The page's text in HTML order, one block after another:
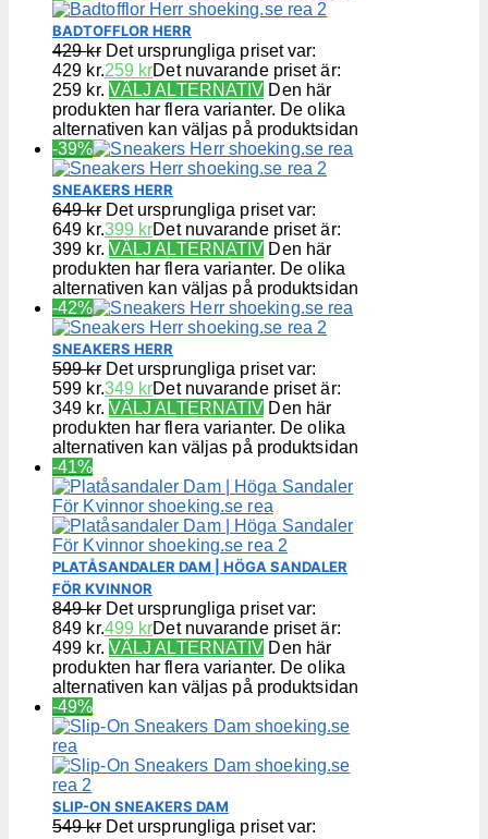
BADTOFFLOR HERR
429kr Det ursprungliga priset var:
429 kr.259 krDet nuvarande priset är:
259 kr. VÄLJ ALTERNATIV Den här
produkten har flera varianter. De olika
alternativen kan väljas på produktsidan
-39%
SNEAKERS HERR
649kr Det ursprungliga priset var:
649 kr.399 krDet nuvarande priset är:
399 kr. VÄLJ ALTERNATIV Den här
produkten har flera varianter. De olika
alternativen kan väljas på produktsidan
-42%
SNEAKERS HERR
599kr Det ursprungliga priset var:
599 kr.349 krDet nuvarande priset är:
349 kr. VÄLJ ALTERNATIV Den här
produkten har flera varianter. De olika
alternativen kan väljas på produktsidan
-41%
PLATÅSANDALER DAM | HÖGA SANDALER
FÖR KVINNOR
849kr Det ursprungliga priset var:
849 kr.499 krDet nuvarande priset är:
499 kr. VÄLJ ALTERNATIV Den här
produkten har flera varianter. De olika
alternativen kan väljas på produktsidan
-49%
SLIP-ON SNEAKERS DAM
549kr Det ursprungliga priset var: